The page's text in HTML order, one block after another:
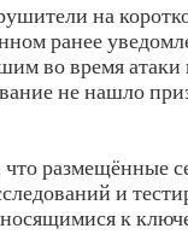
на
ранее
во время
не нашло
размещённые
и
к